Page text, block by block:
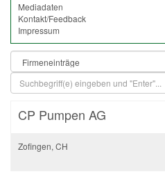
Mediadaten
Kontakt/Feedback
Impressum
CP Pumpen AG
Zofingen, CH